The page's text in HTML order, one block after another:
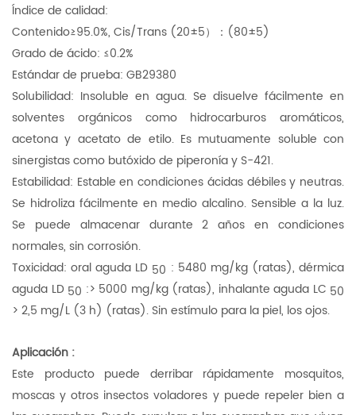
Índice de calidad:
Contenido≥95.0%, Cis/Trans (20±5）：(80±5)
Grado de ácido: ≤0.2%
Estándar de prueba: GB29380
Solubilidad: Insoluble en agua. Se disuelve fácilmente en
solventes orgánicos como hidrocarburos aromáticos,
acetona y acetato de etilo. Es mutuamente soluble con
sinergistas como butóxido de piperonía y S-421.
Estabilidad: Estable en condiciones ácidas débiles y neutras.
Se hidroliza fácilmente en medio alcalino. Sensible a la luz.
Se puede almacenar durante 2 años en condiciones
normales, sin corrosión.
Toxicidad: oral aguda LD 50 : 5480 mg/kg (ratas), dérmica
aguda LD 50 :> 5000 mg/kg (ratas), inhalante aguda LC 50
> 2,5 mg/L (3 h) (ratas). Sin estímulo para la piel, los ojos.
Aplicación :
Este producto puede derribar rápidamente mosquitos,
moscas y otros insectos voladores y puede repeler bien a